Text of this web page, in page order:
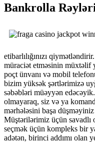
Bankrolla
etibarlılığınızı
müraciət etməsinin müxtəlif
poçt ünvanı və mobil
bizim yüksək şərtlərimizə
səbəbləri müəyyən edəcəyik.
olmayaraq, siz və ya
mərhələsini başa
Müştərilərimiz üçün savadlı
seçmək üçün kompleks bir
adətən, birinci addımı olan